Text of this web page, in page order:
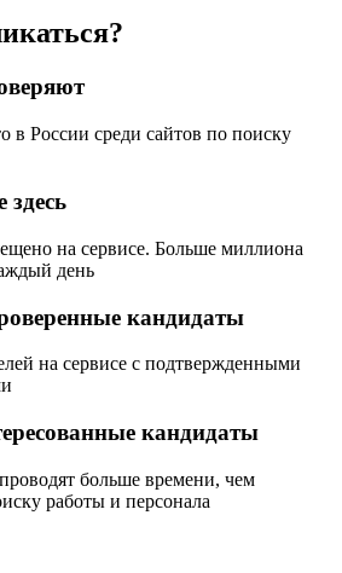
в России среди сайтов по поиску
на сервисе. Больше миллиона
день
кандидаты
на сервисе с подтвержденными
кандидаты
больше времени, чем
работы и персонала